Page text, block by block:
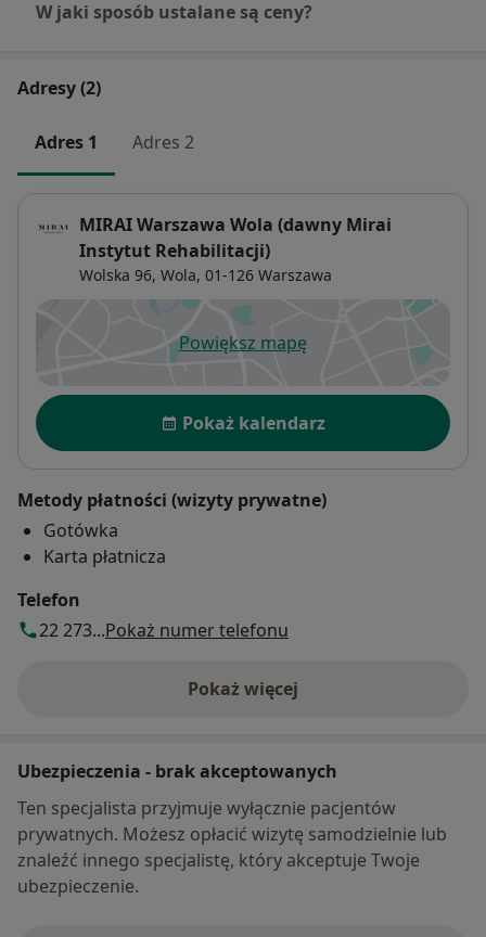
W jaki sposób ustalane są ceny?
Adresy (2)
Adres 1 Adres 2
MIRAI Warszawa Wola (dawny Mirai
Instytut Rehabilitacji)
Wolska 96, Wola, 01-126 Warszawa
Powiększ mapęotwiera się w nowej karcie
Dostępność
Pokaż kalendarz
Metody płatności (wizyty prywatne)
Gotówka
Karta płatnicza
Telefon
22 273...Pokaż numer telefonu
Pokaż więcej
o adresie
Ubezpieczenia - brak akceptowanych
Ten specjalista przyjmuje wyłącznie pacjentów
prywatnych. Możesz opłacić wizytę samodzielnie lub
znaleźć innego specjalistę, który akceptuje Twoje
ubezpieczenie.